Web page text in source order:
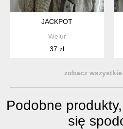
JACKPOT
Welur
37 zł
zobacz
Podobne
się